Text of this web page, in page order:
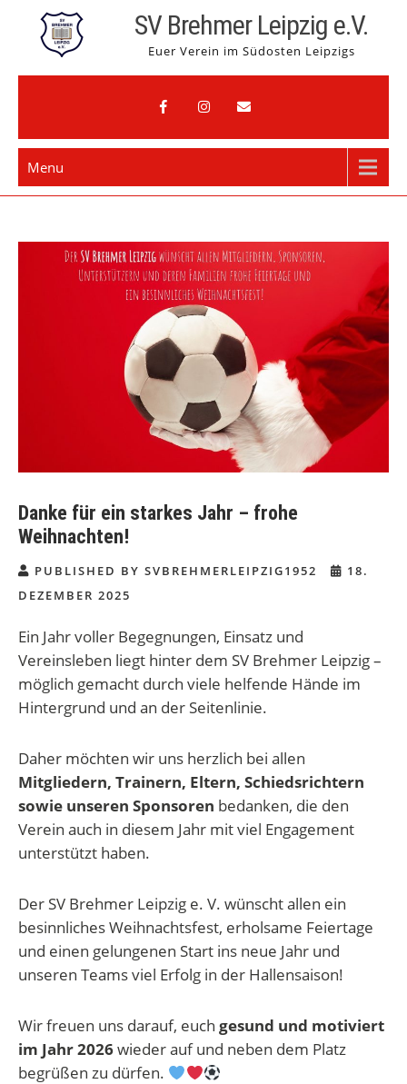
content
SV Brehmer Leipzig e.V.
Euer Verein im Südosten Leipzigs
Menu
Danke für ein starkes Jahr – frohe
Weihnachten!
PUBLISHED BY SVBREHMERLEIPZIG1952
18.
DEZEMBER 2025
Ein Jahr voller Begegnungen, Einsatz und
Vereinsleben liegt hinter dem SV Brehmer Leipzig –
möglich gemacht durch viele helfende Hände im
Hintergrund und an der Seitenlinie.
Daher möchten wir uns herzlich bei allen
Mitgliedern, Trainern, Eltern, Schiedsrichtern
sowie unseren Sponsoren bedanken, die den
Verein auch in diesem Jahr mit viel Engagement
unterstützt haben.
Der SV Brehmer Leipzig e. V. wünscht allen ein
besinnliches Weihnachtsfest, erholsame Feiertage
und einen gelungenen Start ins neue Jahr und
unseren Teams viel Erfolg in der Hallensaison!
Wir freuen uns darauf, euch gesund und motiviert
im Jahr 2026wieder auf und neben dem Platz
begrüßen zu dürfen.